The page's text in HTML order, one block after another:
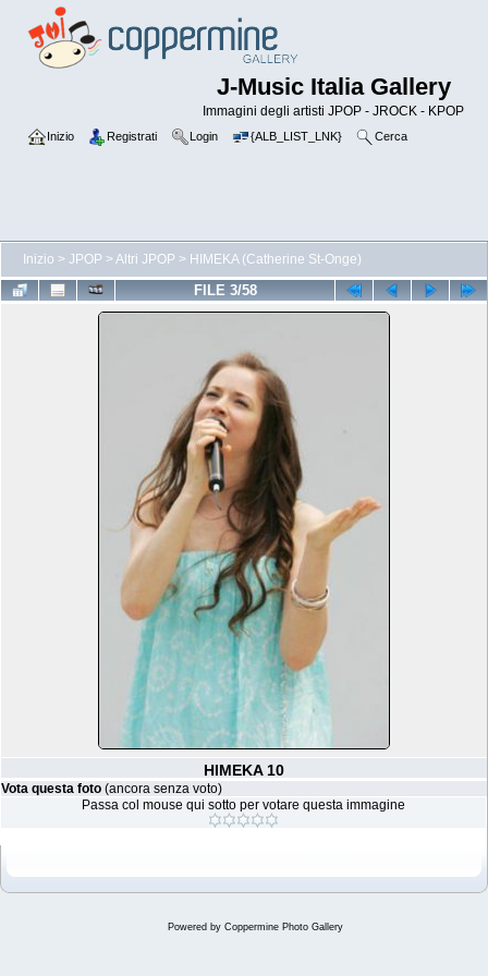
J-Music Italia Gallery
Immagini degli artisti JPOP - JROCK - KPOP
Inizio Registrati Login {ALB_LIST_LNK} Cerca
Inizio > JPOP >Altri JPOP > HIMEKA (Catherine St-Onge)
FILE 3/58
HIMEKA 10
Vota questa foto (ancora senza voto)
Passa col mouse qui sotto per votare questa immagine
Powered by Coppermine Photo Gallery